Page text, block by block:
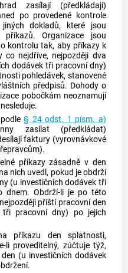
zasílají (předkládají)
po provedené kontrole
dokladů, které jsou
Organizace jsou
kontrolu tak, aby příkazy k
co nejdříve, nejpozději dva
dodávek tři pracovní dny)
pohledávek, stanovené
předpisů. Dohody o
pobočkám neoznamují
podle§ 24 odst. 1 písm. a)
zasílat (předkládat)
faktury (vyrovnávkové
příkazy zásadně v den
nich uvedl, pokud je obdrží
(u investičních dodávek tři
dnem. Obdrží-li je po této
příští pracovní den
tři pracovní dny) po jejich
příkazu den splatnosti,
li proveditelný, zúčtuje týž,
(u investičních dodávek